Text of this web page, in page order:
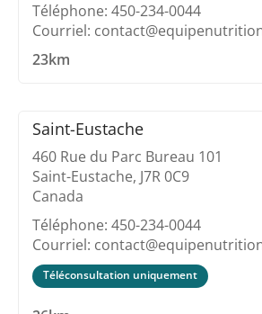
Téléphone: 450-234-0044
Courriel:
23km
Saint-Eustache
460 Rue du Parc Bureau 101
Saint-Eustache, J7R 0C9
Canada
Téléphone: 450-234-0044
Courriel:
Téléconsultation uniquement